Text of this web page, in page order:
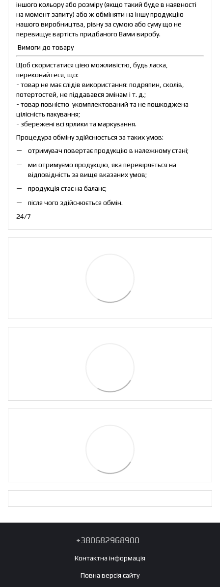
іншого кольору або розміру (якщо такий буде в наявності
на момент запиту) або ж обміняти на іншу продукцію
нашого виробництва, рівну за сумою або суму що не
перевищує вартість придбаного Вами виробу.
Вимоги до товару
Щоб скористатися цією можливістю, будь ласка,
переконайтеся, що:
- товар не має слідів використання: подряпин, сколів,
потертостей, не піддавався змінам і т. д.;
- товар повністю укомплектований та не пошкоджена
цілісність пакування;
- збережені всі ярлики та маркування.
Процедура обміну здійснюється за таких умов:
отримувач повертає продукцію в належному стані;
ми отримуємо продукцію, яка перевіряється на
відповідність за вище вказаних умов;
продукція стає на баланс;
після чого здійснюється обмін.
24/7
+380682968900
Контактна інформація
Повна версія сайту